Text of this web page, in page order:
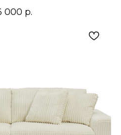
000 р.